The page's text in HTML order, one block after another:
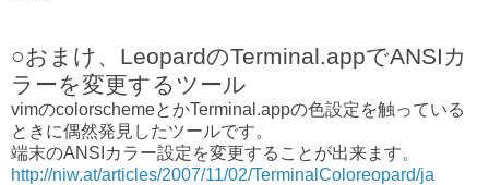
○おまけ、LeopardのTerminal.appでANSIカ
ラーを変更するツール
vimのcolorschemeとかTerminal.appの色設定を触っている
ときに偶然発見したツールです。
端末のANSIカラー設定を変更することが出来ます。
http://niw.at/articles/2007/11/02/TerminalColoreopard/ja